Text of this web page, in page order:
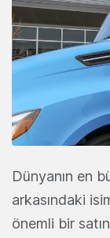
Dünyanın en
arkasındaki
önemli bir